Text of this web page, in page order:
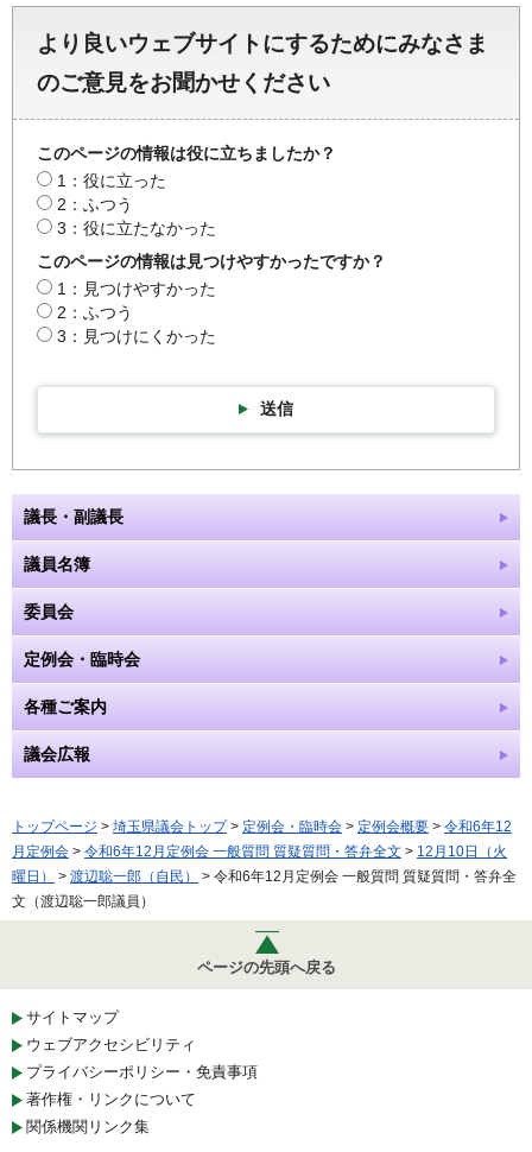
より良いウェブサイトにするためにみなさま
のご意見をお聞かせください
このページの情報は役に立ちましたか？
1：役に立った
2：ふつう
3：役に立たなかった
このページの情報は見つけやすかったですか？
1：見つけやすかった
2：ふつう
3：見つけにくかった
送信
議長・副議長
議員名簿
委員会
定例会・臨時会
各種ご案内
議会広報
トップページ > 埼玉県議会トップ> 定例会・臨時会 > 定例会概要 > 令和6年12
月定例会 > 令和6年12月定例会 一般質問 質疑質問・答弁全文 > 12月10日（火
曜日）
> 渡辺聡一郎（自民）
> 令和6年12月定例会 一般質問 質疑質問・答弁全
文（渡辺聡一郎議員）
ページの先頭へ戻る
サイトマップ
ウェブアクセシビリティ
プライバシーポリシー・免責事項
著作権・リンクについて
関係機関リンク集